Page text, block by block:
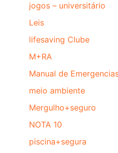
jogos – universitário
Leis
lifesaving Clube
M+RA
Manual de
meio ambiente
Mergulho+seguro
NOTA 10
piscina+segura